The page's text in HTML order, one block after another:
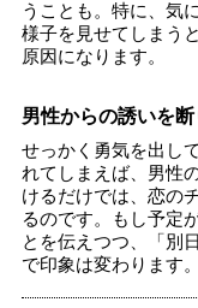
うことも。特に、気
様子を見せてしまう
原因になります。
男性からの誘いを
せっかく勇気を出し
れてしまえば、男性
けるだけでは、恋の
るのです。もし予定
とを伝えつつ、「別
で印象は変わります。